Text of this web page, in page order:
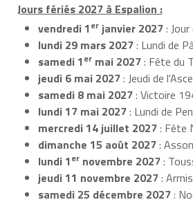
Jours fériés 2027 à Espalion :
vendredi 1er janvier 2027:
lundi 29 mars 2027: Lundi de
samedi 1er mai 2027: Fête du
jeudi 6 mai 2027: Jeudi de
samedi 8 mai 2027: Victoire
lundi 17 mai 2027: Lundi de
mercredi 14 juillet 2027: Fête
dimanche 15 août 2027:
lundi 1er novembre 2027:
jeudi 11 novembre 2027:
samedi 25 décembre 2027: